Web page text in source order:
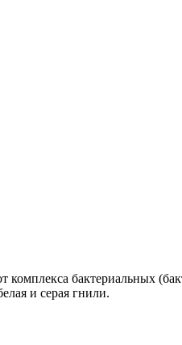
бактериальных
и серая гнили.